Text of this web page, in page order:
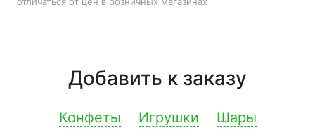
Добавить к заказу
Конфеты Игрушки Шары